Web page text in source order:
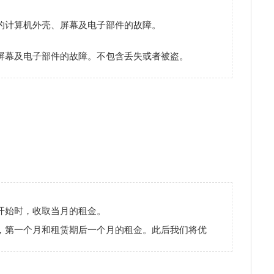
算机外壳、屏幕及电子部件的故障。
及电子部件的故障。不包含丢失或者被盗。
时，收取当月的租金。
一个月和租赁期后一个月的租金。此后我们将优